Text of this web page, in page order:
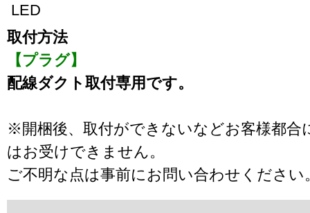
LED
取付方法
【プラグ】
配線ダクト取付専用です。
※開梱後、取付ができないなどお客様都合
はお受けできません。
ご不明な点は事前にお問い合わせください